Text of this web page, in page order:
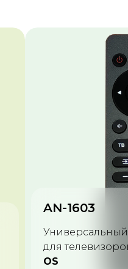
MX3-LM
Универсальный
для устройств
Windows,